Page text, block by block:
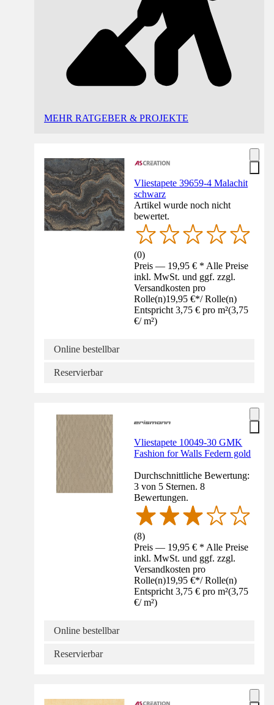
MEHR RATGEBER & PROJEKTE
Vliestapete 39659-4 Malachit
schwarz
Artikel wurde noch nicht
bewertet.
(0)
Preis — 19,95 € * Alle Preise
inkl. MwSt. und ggf. zzgl.
Versandkosten pro
Rolle(n)19,95 €*/ Rolle(n)
Entspricht 3,75 € pro m²(3,75
€/ m²)
Online bestellbar
Reservierbar
Vliestapete 10049-30 GMK
Fashion for Walls Federn gold
Durchschnittliche Bewertung:
3 von 5 Sternen. 8
Bewertungen.
(8)
Preis — 19,95 € * Alle Preise
inkl. MwSt. und ggf. zzgl.
Versandkosten pro
Rolle(n)19,95 €*/ Rolle(n)
Entspricht 3,75 € pro m²(3,75
€/ m²)
Online bestellbar
Reservierbar